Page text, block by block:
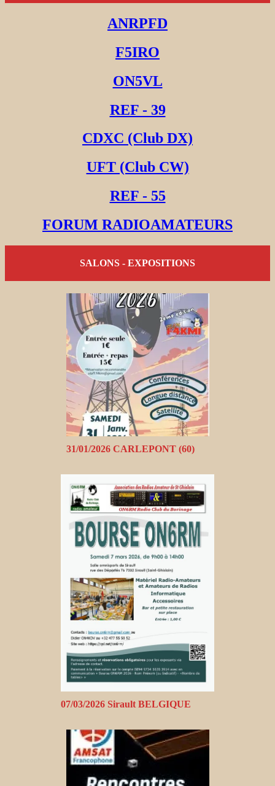
ANRPFD
F5IRO
ON5VL
REF - 39
CDXC (Club DX)
UFT (Club CW)
REF - 55
FORUM RADIOAMATEURS
SALONS - EXPOSITIONS
31/01/2026 CARLEPONT (60)
07/03/2026 Sirault BELGIQUE